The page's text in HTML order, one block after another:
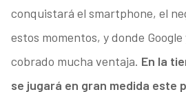
conquistará el smartphone, el
estos momentos, y donde
cobrado mucha ventaja. En la
se jugará en gran medida este